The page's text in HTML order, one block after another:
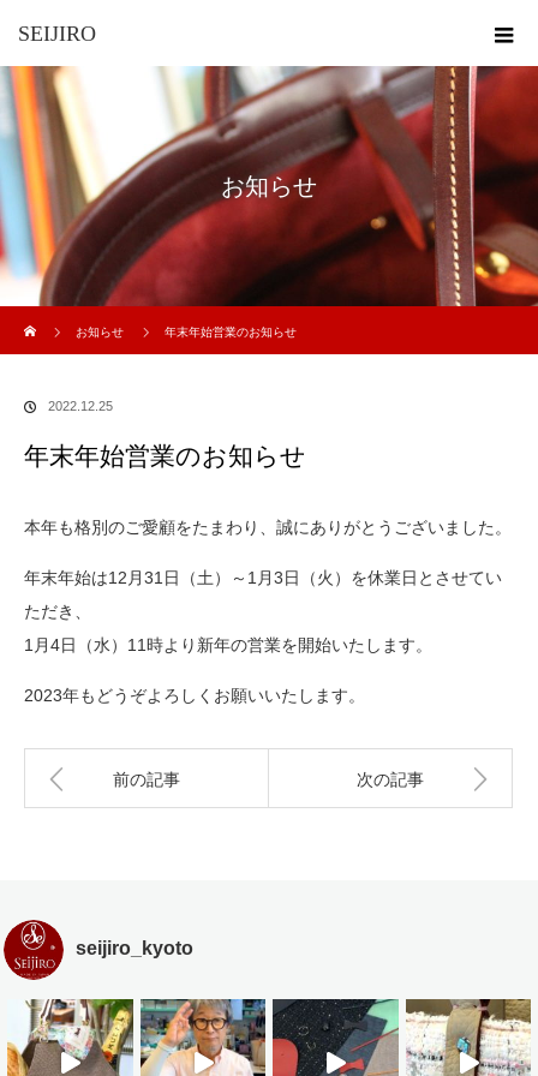
SEIJIRO
お知らせ
お知らせ
年末年始営業のお知らせ
2022.12.25
年末年始営業のお知らせ
本年も格別のご愛顧をたまわり、誠にありがとうございました。
年末年始は12月31日（土）～1月3日（火）を休業日とさせてい
ただき、
1月4日（水）11時より新年の営業を開始いたします。
2023年もどうぞよろしくお願いいたします。
前の記事 次の記事
seijiro_kyoto